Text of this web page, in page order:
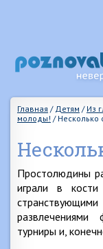
Главная / Детям / Из
молоды! / Несколько
Простолюдины
играли в
турниры и,